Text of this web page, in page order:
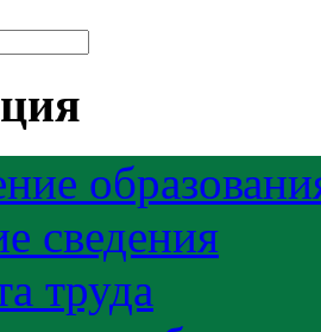
сведения
труда